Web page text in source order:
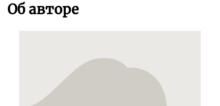
Об авторе